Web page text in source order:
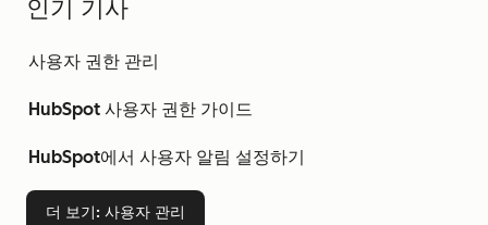
인기 기사
사용자 권한 관리
HubSpot 사용자 권한 가이드
HubSpot에서 사용자 알림 설정하기
더 보기: 사용자 관리